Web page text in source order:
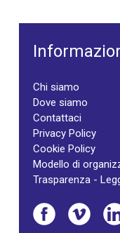
Chi siamo
Dove siamo
Contattaci
Privacy Policy
Cookie Policy
Modello di
Trasparenza -